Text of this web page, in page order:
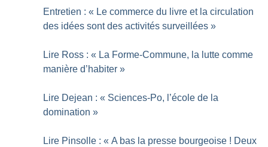
Entretien : « Le commerce du livre et la circulation
des idées sont des activités surveillées »
Lire Ross : « La Forme-Commune, la lutte comme
manière d’habiter »
Lire Dejean : « Sciences-Po, l’école de la
domination »
Lire Pinsolle : « A bas la presse bourgeoise ! Deux